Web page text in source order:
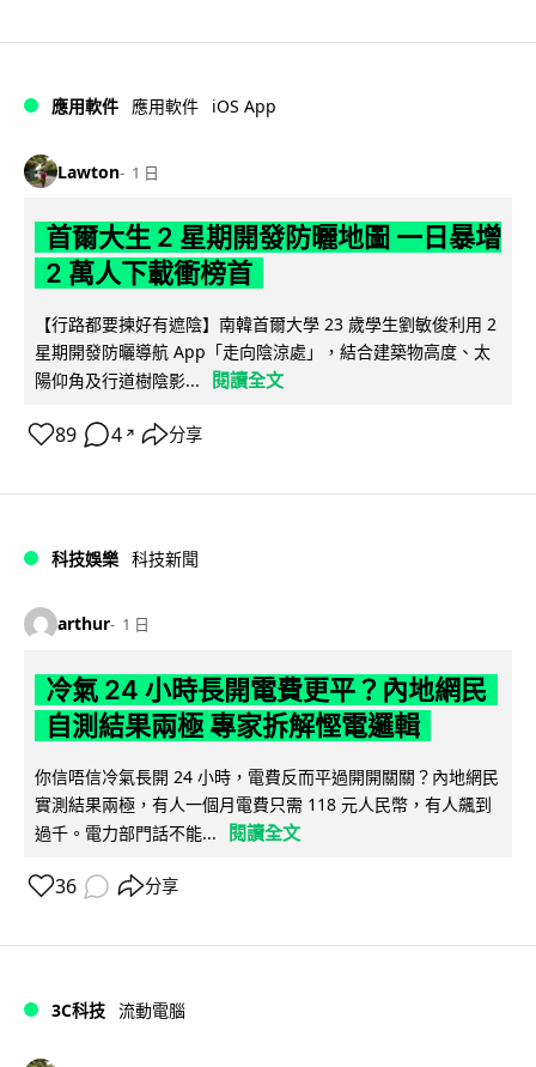
應用軟件 應用軟件 iOS App
Lawton 1 日
首爾大生 2 星期開發防曬地圖 一日暴增
2 萬人下載衝榜首
【行路都要揀好有遮陰】南韓首爾大學 23 歲學生劉敏俊利用 2
星期開發防曬導航 App「走向陰涼處」，結合建築物高度、太
陽仰角及行道樹陰影...
閱讀全文
89 4 ↗ 分享
科技娛樂 科技新聞
arthur 1 日
冷氣 24 小時長開電費更平？內地網民
自測結果兩極 專家拆解慳電邏輯
你信唔信冷氣長開 24 小時，電費反而平過開開關關？內地網民
實測結果兩極，有人一個月電費只需 118 元人民幣，有人飆到
過千。電力部門話不能...
閱讀全文
36 分享
3C科技 流動電腦